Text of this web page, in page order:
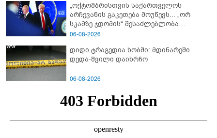
„ოქტომბრისთვის საქართველოს
არჩევანის გაკეთება მოუწევს... „ორ
სკამზე ჯდომის“ შესაძლებლობა
შეიძლება დასრულდეს“ - მირიან
06-08-2026
დიდი ტრაგედია ხობში: მდინარეში
დედა-შვილი დაიხრჩო
06-08-2026